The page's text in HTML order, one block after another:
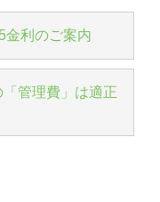
金利のご案内
管理費」は適正